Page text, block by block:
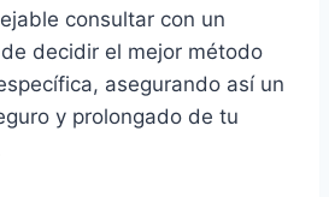
consultar con un
decidir el mejor método
asegurando así un
y prolongado de tu